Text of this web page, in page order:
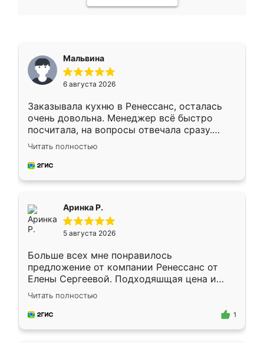
Мальвина
6 августа 2026
Заказывала кухню в Ренессанс, осталась
очень довольна. Менеджер всё быстро
посчитала, на вопросы отвечала сразу.
Замерщик приехал в субботу, подошёл к
делу со всей ответственностью. Собрали
за день, ребята работали аккуратно, даже
Читать полностью
Аринка Р.
5 августа 2026
Больше всех мне понравилось
предложение от компании Ренессанс от
Елены Сергеевой. Подходяшщая цена и
короткие сроки изготовления. Приехавший
для замера сотрудник Владислав
предложил по моему эскизу самый
Читать полностью
1